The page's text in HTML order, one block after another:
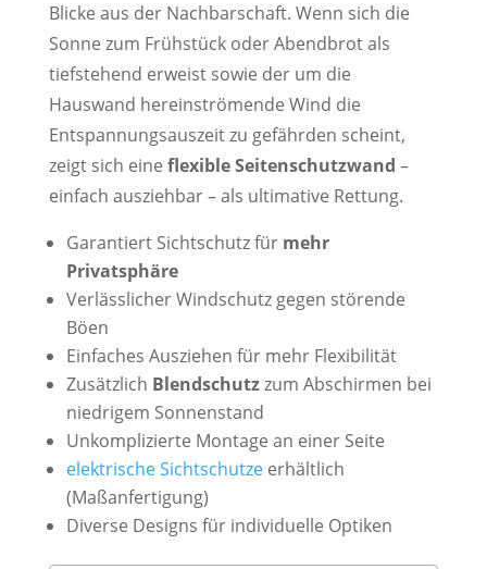
Blicke aus der Nachbarschaft. Wenn sich die
Sonne zum Frühstück oder Abendbrot als
tiefstehend erweist sowie der um die
Hauswand hereinströmende Wind die
Entspannungsauszeit zu gefährden scheint,
zeigt sich eine flexible Seitenschutzwand –
einfach ausziehbar – als ultimative Rettung.
Garantiert Sichtschutz für mehr
Privatsphäre
Verlässlicher Windschutz gegen störende
Böen
Einfaches Ausziehen für mehr Flexibilität
Zusätzlich Blendschutzzum Abschirmen bei
niedrigem Sonnenstand
Unkomplizierte Montage an einer Seite
elektrische Sichtschutzeerhältlich
(Maßanfertigung)
Diverse Designs für individuelle Optiken